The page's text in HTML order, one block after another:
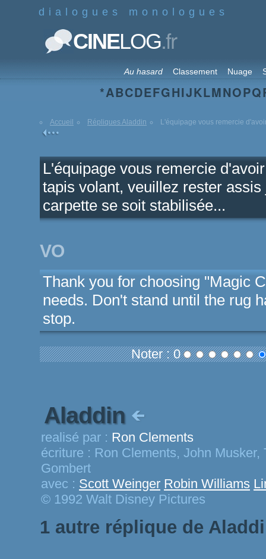
dialogues monologues
CINELOG.fr
Au hasard Classement Nuage
*ABCDEFGHIJKLMNOPQ
Accueil Répliques Aladdin L'équipage vous remercie
L'équipage vous remercie
tapis volant, veuillez rester
carpette se soit stabilisée...
VO
Thank you for choosing "Magic
needs. Don't stand until the rug
stop.
Noter : 0
Aladdin
realisé par : Ron Clements
écriture : Ron Clements, John
Gombert
avec : Scott Weinger Robin Williams
© 1992 Walt Disney Pictures
1 autre réplique de